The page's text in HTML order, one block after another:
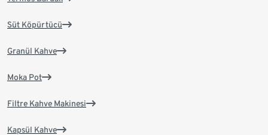
Süt Köpürtücü
Granül Kahve
Moka Pot
Filtre Kahve Makinesi
Kapsül Kahve